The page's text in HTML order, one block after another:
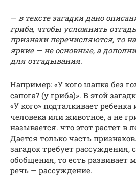
— в тексте загадки дано
гриба, чтобы усложнить
признаки перечисляются, то
яркие — не основные, а
для отгадывания.
Например: «У кого шапка без
сапога? (у гриба)». В этой
«У кого» подталкивает ребенка
человека или животное, а не
называется. что этот растет в
Дается только часть
загадок требует рассуждения,
обобщения, то есть развивает
речь — рассуждение.